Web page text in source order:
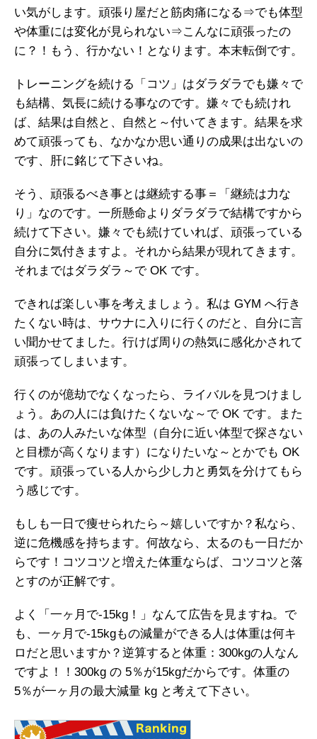
い気がします。頑張り屋だと筋肉痛になる⇒でも体型
や体重には変化が見られない⇒こんなに頑張ったの
に？！もう、行かない！となります。本末転倒です。
トレーニングを続ける「コツ」はダラダラでも嫌々で
も結構、気長に続ける事なのです。嫌々でも続けれ
ば、結果は自然と、自然と～付いてきます。結果を求
めて頑張っても、なかなか思い通りの成果は出ないの
です、肝に銘じて下さいね。
そう、頑張るべき事とは継続する事＝「継続は力な
り」なのです。一所懸命よりダラダラで結構ですから
続けて下さい。嫌々でも続けていれば、頑張っている
自分に気付きますよ。それから結果が現れてきます。
それまではダラダラ～で OK です。
できれば楽しい事を考えましょう。私は GYM へ行き
たくない時は、サウナに入りに行くのだと、自分に言
い聞かせてました。行けば周りの熱気に感化かされて
頑張ってしまいます。
行くのが億劫でなくなったら、ライバルを見つけまし
ょう。あの人には負けたくないな～で OK です。また
は、あの人みたいな体型（自分に近い体型で探さない
と目標が高くなります）になりたいな～とかでも OK
です。頑張っている人から少し力と勇気を分けてもら
う感じです。
もしも一日で痩せられたら～嬉しいですか？私なら、
逆に危機感を持ちます。何故なら、太るのも一日だか
らです！コツコツと増えた体重ならば、コツコツと落
とすのが正解です。
よく「一ヶ月で-15kg！」なんて広告を見ますね。で
も、一ヶ月で-15kgもの減量ができる人は体重は何キ
ロだと思いますか？逆算すると体重：300kgの人なん
ですよ！！300kg の 5％が15kgだからです。体重の
5％が一ヶ月の最大減量 kg と考えて下さい。